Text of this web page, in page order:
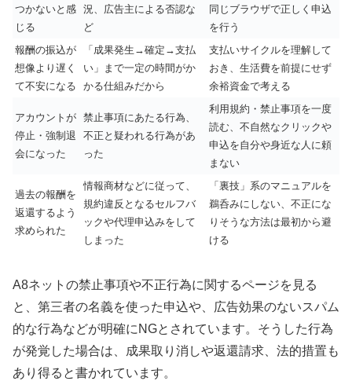
つかないと感
じる
況、広告主による否認な
ど
同じブラウザで正しく申込
を行う
報酬の振込が
想像より遅く
て不安になる
「成果発生→確定→支払
い」まで一定の時間がか
かる仕組みだから
支払いサイクルを理解して
おき、生活費を前提にせず
余裕資金で考える
アカウントが
停止・強制退
会になった
禁止事項にあたる行為、
不正と疑われる行為があ
った
利用規約・禁止事項を一度
読む、不自然なクリックや
申込を自分や身近な人に頼
まない
過去の報酬を
返還するよう
求められた
情報商材などに従って、
規約違反となるセルフバ
ックや代理申込みをして
しまった
「裏技」系のマニュアルを
鵜呑みにしない、不正にな
りそうな方法は最初から避
ける
A8ネットの禁止事項や不正行為に関するページを見る
と、第三者の名義を使った申込や、広告効果のないスパム
的な行為などが明確にNGとされています。そうした行為
が発覚した場合は、成果取り消しや返還請求、法的措置も
あり得ると書かれています。